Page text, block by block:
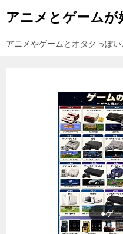
アニメとゲームが
アニメやゲームとオタクっぽ
●ゲ